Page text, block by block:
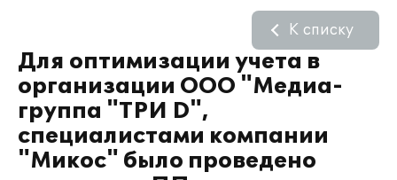
Для оптимизации учета в
организации ООО "Медиа-
группа "ТРИ D",
специалистами компании
"Микос" было проведено
К списку